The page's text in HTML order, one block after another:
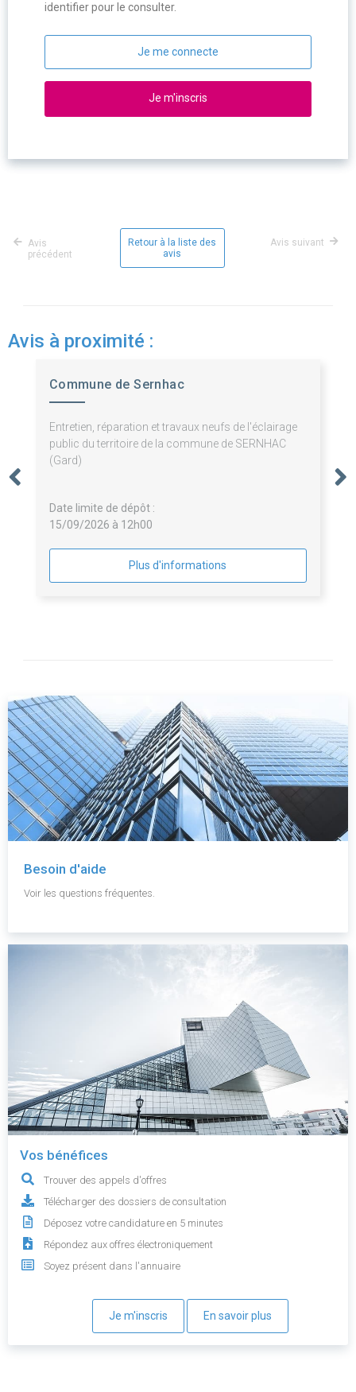
identifier pour le consulter.
Je me connecte
Je m'inscris
Avis
précédent
Retour à la liste des
avis
Avis suivant
Avis à proximité :
Commune de Sernhac
Entretien, réparation et travaux neufs de l'éclairage
public du territoire de la commune de SERNHAC
(Gard)
Date limite de dépôt :
15/09/2026 à 12h00
Plus d'informations
Besoin d'aide
Voir les questions fréquentes.
Vos bénéfices
Trouver des appels d'offres
Télécharger des dossiers de consultation
Déposez votre candidature en 5 minutes
Répondez aux offres électroniquement
Soyez présent dans l'annuaire
Je m'inscris En savoir plus